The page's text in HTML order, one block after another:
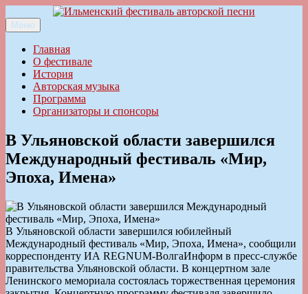
к
содержимому
Ильменский фестиваль авторской песни
Меню
Главная
О фестивале
История
Авторская музыка
Программа
Организаторы и спонсоры
В Ульяновской области завершился
Международный фестиваль «Мир,
Эпоха, Имена»
В Ульяновской области завершился юбилейный
Международный фестиваль «Мир, Эпоха, Имена», сообщили
корреспонденту ИА REGNUM-ВолгаИнформ в пресс-службе
правительства Ульяновской области. В концертном зале
Ленинского мемориала состоялась торжественная церемония